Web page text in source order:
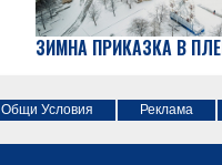
ЗИМНА ПРИКАЗКА В
Общи Условия Реклама